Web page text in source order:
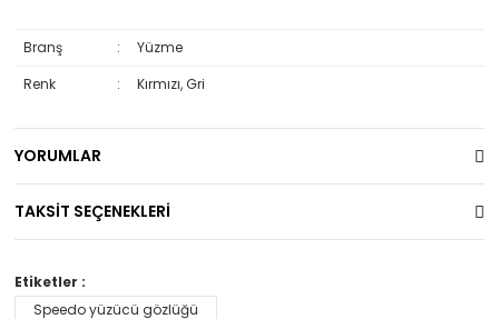
Branş :
Yüzme
Renk
: Kırmızı, Gri
YORUMLAR
TAKSİT SEÇENEKLERİ
Etiketler :
Speedo yüzücü gözlüğü